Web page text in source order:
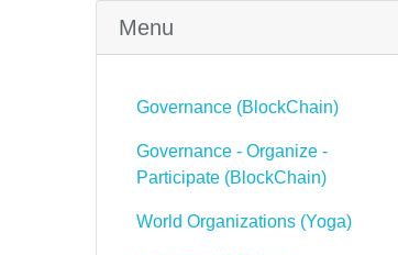
Menu
Governance (BlockChain)
Governance - Organize -
Participate (BlockChain)
World Organizations (Yoga)